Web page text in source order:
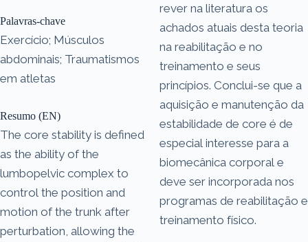
Palavras-chave
Exercício; Músculos
abdominais; Traumatismos
em atletas
Resumo (EN)
The core stability is defined
as the ability of the
lumbopelvic complex to
control the position and
motion of the trunk after
perturbation, allowing the
rever na literatura os
achados atuais desta teoria
na reabilitação e no
treinamento e seus
princípios. Conclui-se que a
aquisição e manutenção da
estabilidade de core é de
especial interesse para a
biomecânica corporal e
deve ser incorporada nos
programas de reabilitação e
treinamento físico.